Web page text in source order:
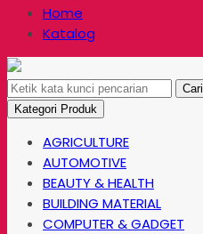
Home
Katalog
Cari
Kategori Produk
AGRICULTURE
AUTOMOTIVE
BEAUTY & HEALTH
BUILDING MATERIAL
COMPUTER & GADGET